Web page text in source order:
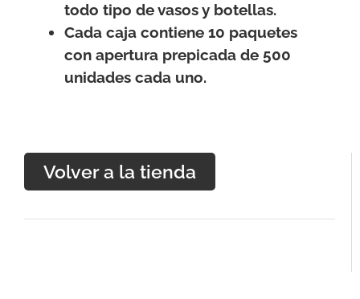
Volver a la tienda
todo tipo de vasos y botellas.
Cada caja contiene 10 paquetes
con apertura prepicada de 500
unidades cada uno.